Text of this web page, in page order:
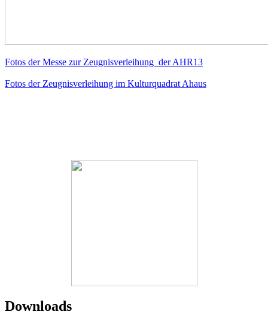
Fotos der Messe zur Zeugnisverleihung der AHR13
Fotos der Zeugnisverleihung im Kulturquadrat Ahaus
Downloads